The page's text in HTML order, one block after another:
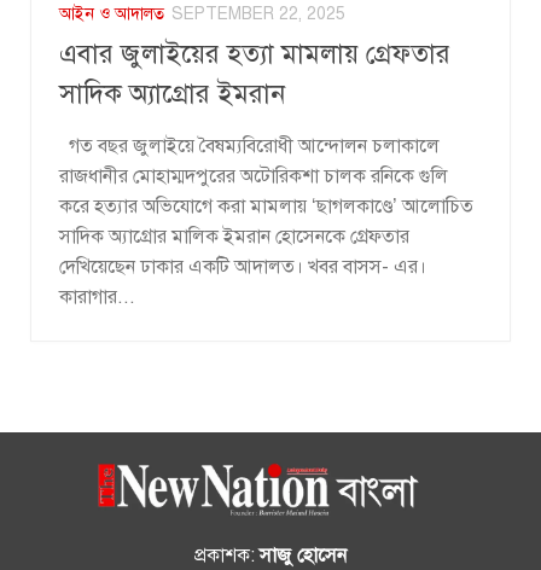
আইন ও আদালত SEPTEMBER 22, 2025
এবার জুলাইয়ের হত্যা মামলায় গ্রেফতার
সাদিক অ্যাগ্রোর ইমরান
গত বছর জুলাইয়ে বৈষম্যবিরোধী আন্দোলন চলাকালে
রাজধানীর মোহাম্মদপুরের অটোরিকশা চালক রনিকে গুলি
করে হত্যার অভিযোগে করা মামলায় ‘ছাগলকাণ্ডে’ আলোচিত
সাদিক অ্যাগ্রোর মালিক ইমরান হোসেনকে গ্রেফতার
দেখিয়েছেন ঢাকার একটি আদালত। খবর বাসস- এর।
কারাগার...
প্রকাশক:সাজু হোসেন